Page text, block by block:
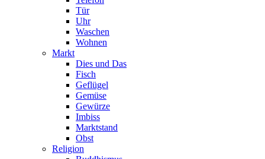
Tür
Uhr
Waschen
Wohnen
Markt
Dies und Das
Fisch
Geflügel
Gemüse
Gewürze
Imbiss
Marktstand
Obst
Religion